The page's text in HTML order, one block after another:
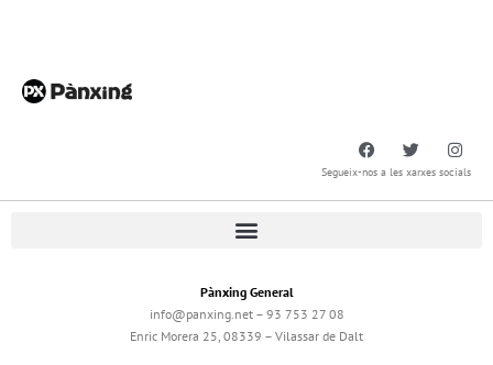
Segueix-nos a les xarxes socials
Pànxing General
info@panxing.net – 93 753 27 08
Enric Morera 25, 08339 – Vilassar de Dalt